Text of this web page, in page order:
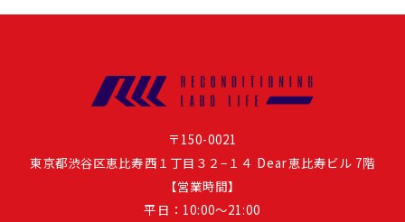
〒150-0021
東京都渋谷区恵比寿西１丁目３２−１４ Dear恵比寿ビル 7階
【営業時間】
平日：10:00～21:00